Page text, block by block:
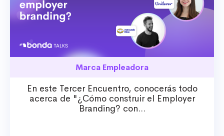
Marca Empleadora
En este Tercer Encuentro, conocerás todo
acerca de "¿Cómo construir el Employer
Branding? con...